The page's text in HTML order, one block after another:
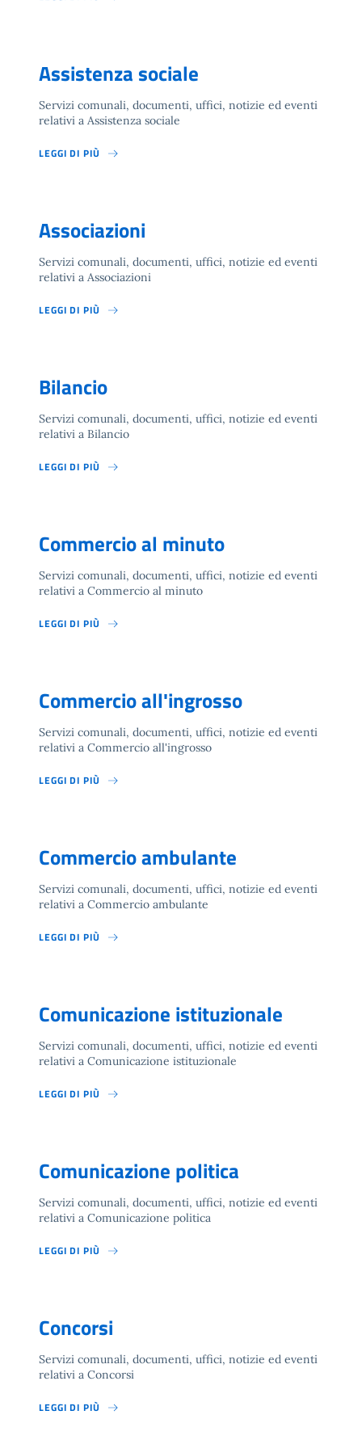
Assistenza sociale
Servizi comunali, documenti, uffici, notizie ed eventi
relativi a Assistenza sociale
LEGGI DI PIÙ
Associazioni
Servizi comunali, documenti, uffici, notizie ed eventi
relativi a Associazioni
LEGGI DI PIÙ
Bilancio
Servizi comunali, documenti, uffici, notizie ed eventi
relativi a Bilancio
LEGGI DI PIÙ
Commercio al minuto
Servizi comunali, documenti, uffici, notizie ed eventi
relativi a Commercio al minuto
LEGGI DI PIÙ
Commercio all'ingrosso
Servizi comunali, documenti, uffici, notizie ed eventi
relativi a Commercio all'ingrosso
LEGGI DI PIÙ
Commercio ambulante
Servizi comunali, documenti, uffici, notizie ed eventi
relativi a Commercio ambulante
LEGGI DI PIÙ
Comunicazione istituzionale
Servizi comunali, documenti, uffici, notizie ed eventi
relativi a Comunicazione istituzionale
LEGGI DI PIÙ
Comunicazione politica
Servizi comunali, documenti, uffici, notizie ed eventi
relativi a Comunicazione politica
LEGGI DI PIÙ
Concorsi
Servizi comunali, documenti, uffici, notizie ed eventi
relativi a Concorsi
LEGGI DI PIÙ